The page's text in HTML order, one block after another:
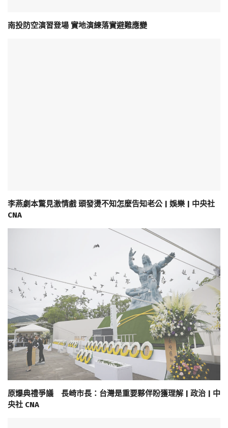
南投防空演習登場 實地演練落實避難應變
李燕劇本驚見激情戲 頭發燙不知怎麼告知老公 | 娛樂 | 中央社
CNA
原爆典禮爭議 長崎市長：台灣是重要夥伴盼獲理解 | 政治 | 中
央社 CNA